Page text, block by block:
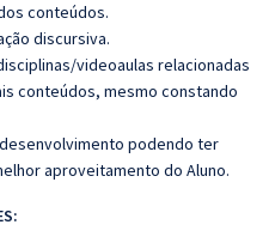
conteúdos.
discursiva.
videoaulas relacionadas
conteúdos, mesmo constando
podendo ter
aproveitamento do Aluno.